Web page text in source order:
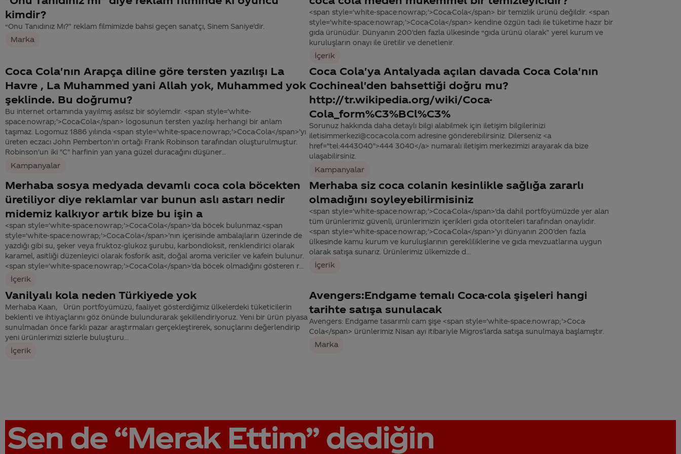
kimdir?
“Onu Tanıdınız Mı?” reklam filmimizde bahsi geçen sanatçı, Sinem Saniye'dir.
Marka
<span style='white-space:nowrap;'>Coca-Cola</span> bir temizlik ürünü değildir. <span
style='white-space:nowrap;'>Coca-Cola</span> kendine özgün tadı ile tüketime hazır bir
gıda ürünüdür. Dünyanın 200’den fazla ülkesinde “gıda ürünü olarak” yerel kurum ve
kuruluşların onayı ile üretilir ve denetlenir.
İçerik
Coca Cola'nın Arapça diline göre tersten yazılışı La
Havre , La Muhammed yani Allah yok, Muhammed yok
şeklinde. Bu doğrumu?
Bu internet ortamında yayılmış asılsız bir söylemdir. <span style='white-
space:nowrap;'>Coca-Cola</span> logosunun tersten yazılışı herhangi bir anlam
taşımaz. Logomuz 1886 yılında <span style='white-space:nowrap;'>Coca-Cola</span>’yı
üreten eczacı John Pemberton'ın ortağı Frank Robinson tarafından oluşturulmuştur.
Robinson'un iki "C" harfinin yan yana güzel duracağını düşüner...
Kampanyalar
Coca Cola'ya Antalyada açılan davada Coca Cola'nın
Cochineal'den bahsettiği doğru mu?
http://tr.wikipedia.org/wiki/Coca-
Cola_form%C3%BCl%C3%
Sorunuz hakkında daha detaylı bilgi alabilmek için iletişim bilgilerinizi
iletisimmerkezi@coca-cola.com adresine gönderebilirsiniz. Dilerseniz <a
href="tel:4443040">444 3040</a> numaralı iletişim merkezimizi arayarak da bize
ulaşabilirsiniz.
Kampanyalar
Merhaba sosya medyada devamlı coca cola böcekten
üretiliyor diye reklamlar var bunun aslı astarı nedir
midemiz kalkıyor artık bize bu işin a
<span style='white-space:nowrap;'>Coca-Cola</span>’da böcek bulunmaz.<span
style='white-space:nowrap;'>Coca-Cola</span>’nın içerisinde ambalajların üzerinde de
yazdığı gibi su, şeker veya fruktoz-glukoz şurubu, karbondioksit, renklendirici olarak
karamel, asitliği düzenleyici olarak fosforik asit, doğal aroma vericiler ve kafein bulunur.
<span style='white-space:nowrap;'>Coca-Cola</span>’da böcek olmadığını gösteren r...
İçerik
Merhaba siz coca colanin kesinlikle sağlığa zararlı
olmadığını soyleyebilirmisiniz
<span style='white-space:nowrap;'>Coca-Cola</span>'da dahil portföyümüzde yer alan
tüm ürünlerimiz güvenli, ürünlerimizin içerikleri gıda otoriteleri tarafından onaylıdır.
<span style='white-space:nowrap;'>Coca-Cola</span>’yı dünyanın 200'den fazla
ülkesinde kamu kurum ve kuruluşlarının gerekliliklerine ve gıda mevzuatlarına uygun
olarak satışa sunarız. Ürünlerimiz ülkemizde d...
İçerik
Vanilyalı kola neden Türkiyede yok
Merhaba Kaan, Ürün portföyümüzü, faaliyet gösterdiğimiz ülkelerdeki tüketicilerin
beklenti ve ihtiyaçlarını göz önünde bulundurarak şekillendiriyoruz. Yeni bir ürün piyasa
sunulmadan önce farklı pazar araştırmaları gerçekleştirerek, sonuçlarını değerlendirip
yeni ürünlerimizi sizlerle buluşturu...
İçerik
Avengers:Endgame temalı Coca-cola şişeleri hangi
tarihte satışa sunulacak
Avengers: Endgame tasarımlı cam şişe <span style='white-space:nowrap;'>Coca-
Cola</span> ürünlerimiz Nisan ayı itibariyle Migros’larda satışa sunulmaya başlamıştır.
Marka
Sen de “Merak Ettim”dediğin